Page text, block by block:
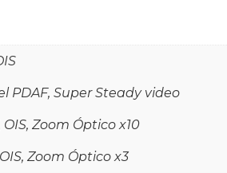
PDAF, Super Steady video
OIS, Zoom Óptico x10
Zoom Óptico x3